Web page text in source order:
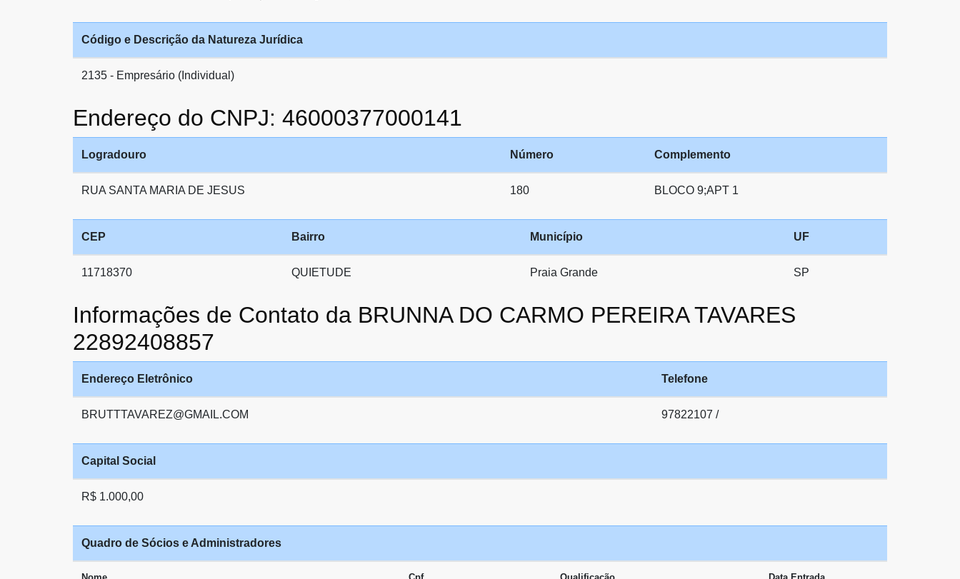
Código e Descrição da Natureza Jurídica
2135 - Empresário (Individual)
Endereço do CNPJ: 46000377000141
Logradouro Número Complemento
RUA SANTA MARIA DE JESUS 180 BLOCO 9;APT 1
CEP Bairro Município UF
11718370 QUIETUDE Praia Grande SP
Informações de Contato da BRUNNA DO CARMO PEREIRA TAVARES
22892408857
Endereço Eletrônico Telefone
BRUTTTAVAREZ@GMAIL.COM 97822107 /
Capital Social
R$ 1.000,00
Quadro de Sócios e Administradores